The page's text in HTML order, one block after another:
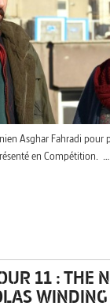
Asghar Fahradi pour
en Compétition. …
11 : THE